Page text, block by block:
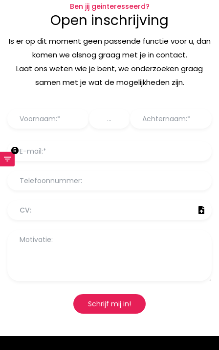
5
Ben jij geinteresseerd?
Open inschrijving
Is er op dit moment geen passende functie voor u, dan
komen we alsnog graag met je in contact.
Laat ons weten wie je bent, we onderzoeken graag
samen met je wat de mogelijkheden zijn.
CV:
Schrijf mij in!